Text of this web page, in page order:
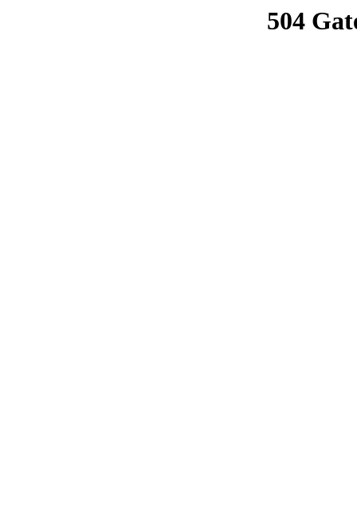
504